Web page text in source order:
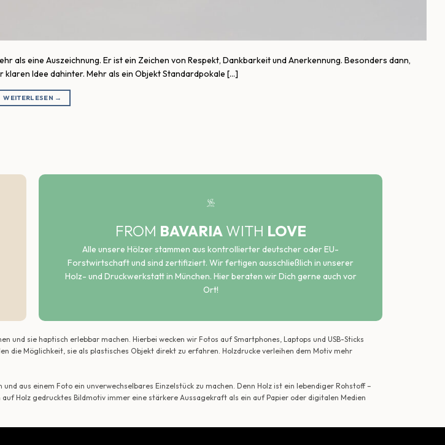
als eine Auszeichnung. Er ist ein Zeichen von Respekt, Dankbarkeit und Anerkennung. Besonders dann,
Idee dahinter. Mehr als ein Objekt Standardpokale […]
WEITERLESEN →
FROM BAVARIA WITH LOVE
Alle unsere Hölzer stammen aus kontrollierter deutscher oder EU-
Forstwirtschaft und sind zertifiziert. Wir fertigen ausschließlich in unserer
Holz- und Druckwerkstatt in München. Hier beraten wir Dich gerne auch vor
Ort!
und sie haptisch erlebbar machen. Hierbei wecken wir Fotos auf Smartphones, Laptops und USB-Sticks
die Möglichkeit, sie als plastisches Objekt direkt zu erfahren. Holzdrucke verleihen dem Motiv mehr
aus einem Foto ein unverwechselbares Einzelstück zu machen. Denn Holz ist ein lebendiger Rohstoff –
Holz gedrucktes Bildmotiv immer eine stärkere Aussagekraft als ein auf Papier oder digitalen Medien